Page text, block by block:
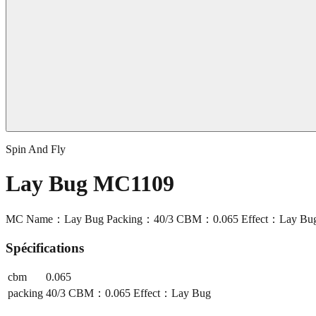
Spin And Fly
Lay Bug MC1109
MC Name：Lay Bug Packing：40/3 CBM：0.065 Effect：Lay
Spécifications
cbm
0.065
packing 40/3 CBM：0.065 Effect：Lay Bug